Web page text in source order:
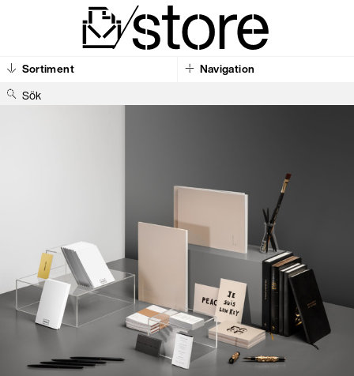
Sortiment Navigation
Sök